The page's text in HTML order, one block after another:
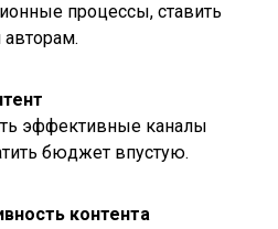
процессы, ставить
эффективные каналы
бюджет впустую.
контента